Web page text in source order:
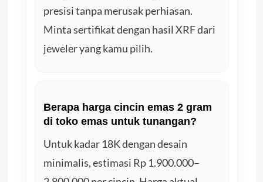
presisi tanpa merusak perhiasan.
Minta sertifikat dengan hasil XRF dari
jeweler yang kamu pilih.
Berapa harga cincin emas 2 gram
di toko emas untuk tunangan?
Untuk kadar 18K dengan desain
minimalis, estimasi Rp 1.900.000–